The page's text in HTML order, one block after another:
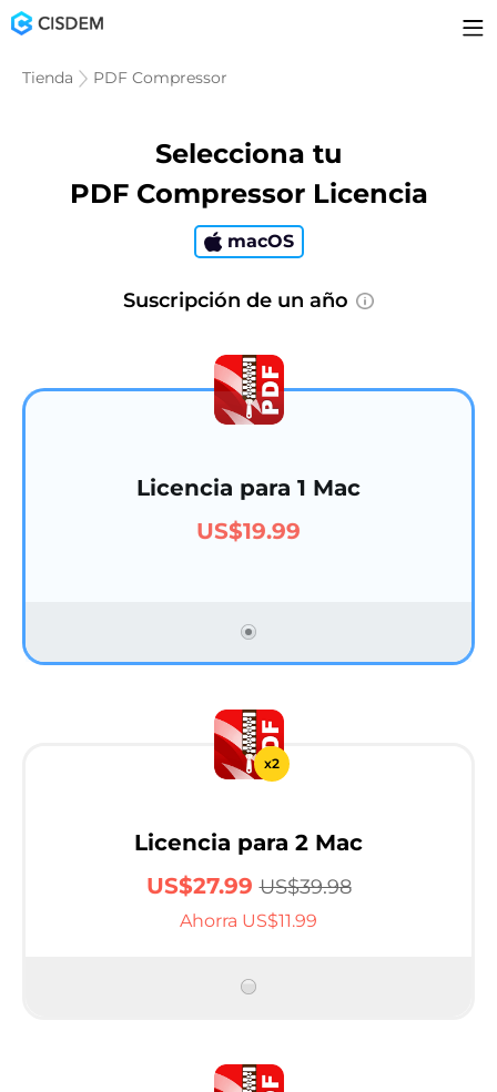
Tienda PDF Compressor
Selecciona tu
PDF Compressor Licencia
macOS
Suscripción de un año
Licencia para 1 Mac
US$19.99
x2
Licencia para 2 Mac
US$27.99US$39.98
Ahorra US$11.99